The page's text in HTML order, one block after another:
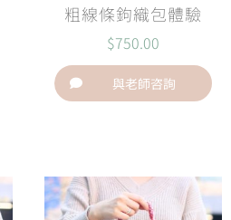
粗線條鉤織包體驗
$750.00
與老師咨詢